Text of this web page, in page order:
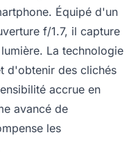
Équipé d'un
f/1.7, il capture
La technologie
d'obtenir des clichés
accrue en
avancé de
les